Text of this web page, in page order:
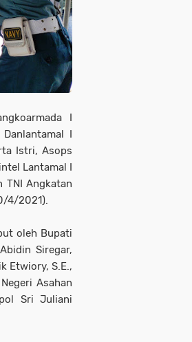
I
I
Istri, Asops
Lantamal I
TNI Angkatan
4/2021).
oleh Bupati
Siregar,
Etwiory, S.E.,
Asahan
Sri Juliani